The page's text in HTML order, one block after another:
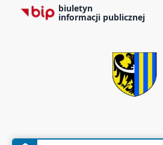
biuletyn
informacji publicznej